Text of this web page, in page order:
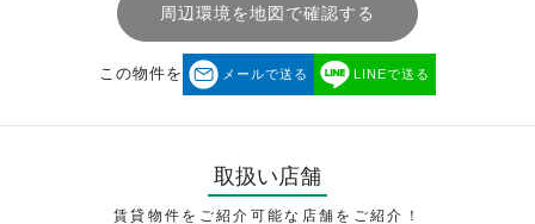
周辺環境を地図で確認する
この物件を メールで送る LINEで送る
取扱い店舗
賃貸物件をご紹介可能な店舗をご紹介！